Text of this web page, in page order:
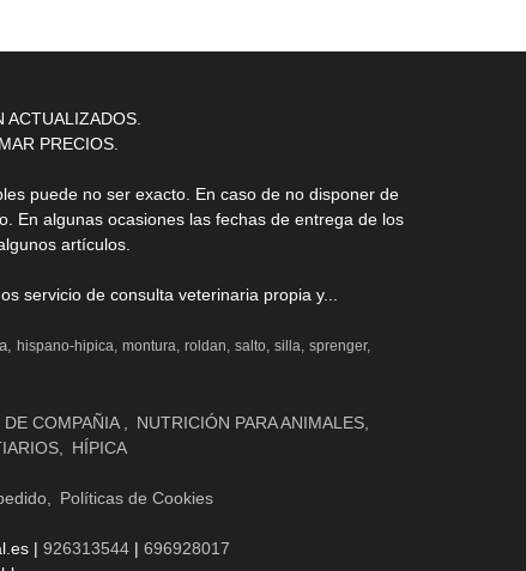
ACTUALIZADOS.
PRECIOS.
puede no ser exacto. En caso de no disponer de
En algunas ocasiones las fechas de entrega de los
artículos.
servicio de consulta veterinaria propia y...
hispano-hipica montura roldan salto silla sprenger
COMPAÑIA
NUTRICIÓN PARA ANIMALES
HÍPICA
Políticas de Cookies
|926313544 |696928017